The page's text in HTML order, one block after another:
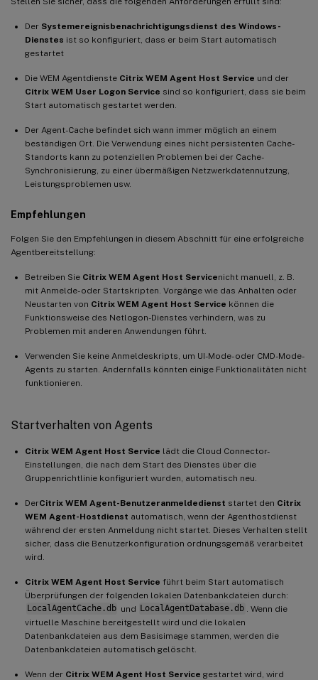
Der Systemereignisbenachrichtigungsdienst des Windows-
Dienstes ist so konfiguriert, dass er beim Start automatisch
gestartet
Die WEM Agentdienste Citrix WEM Agent Host Service und der
Citrix WEM User Logon Service sind so konfiguriert, dass sie beim
Start automatisch gestartet werden.
Der Agent-Cache befindet sich wann immer möglich an einem
beständigen Ort. Die Verwendung eines nicht persistenten Cache-
Standorts kann zu potenziellen Problemen bei der Cache-
Synchronisierung, zu einer übermäßigen Netzwerkdatennutzung,
Leistungsproblemen usw.
Empfehlungen
Folgen Sie den Empfehlungen in diesem Abschnitt für eine erfolgreiche
Agentbereitstellung:
Betreiben Sie Citrix WEM Agent Host Servicenicht manuell, z. B.
mit Anmelde- oder Startskripten. Vorgänge wie das Anhalten oder
Neustarten von Citrix WEM Agent Host Service können die
Funktionsweise des Netlogon-Dienstes verhindern, was zu
Problemen mit anderen Anwendungen führt.
Verwenden Sie keine Anmeldeskripts, um UI-Mode- oder CMD-Mode-
Agents zu starten. Andernfalls könnten einige Funktionalitäten nicht
funktionieren.
Startverhalten von Agents
Citrix WEM Agent Host Service lädt die Cloud Connector-
Einstellungen, die nach dem Start des Dienstes über die
Gruppenrichtlinie konfiguriert wurden, automatisch neu.
DerCitrix WEM Agent-Benutzeranmeldedienst startet den Citrix
WEM Agent-Hostdienst automatisch, wenn der Agenthostdienst
während der ersten Anmeldung nicht startet. Dieses Verhalten stellt
sicher, dass die Benutzerkonfiguration ordnungsgemäß verarbeitet
wird.
Citrix WEM Agent Host Service führt beim Start automatisch
Überprüfungen der folgenden lokalen Datenbankdateien durch:
LocalAgentCache.db und LocalAgentDatabase.db
. Wenn die
virtuelle Maschine bereitgestellt wird und die lokalen
Datenbankdateien aus dem Basisimage stammen, werden die
Datenbankdateien automatisch gelöscht.
Wenn der Citrix WEM Agent Host Service gestartet wird, wird